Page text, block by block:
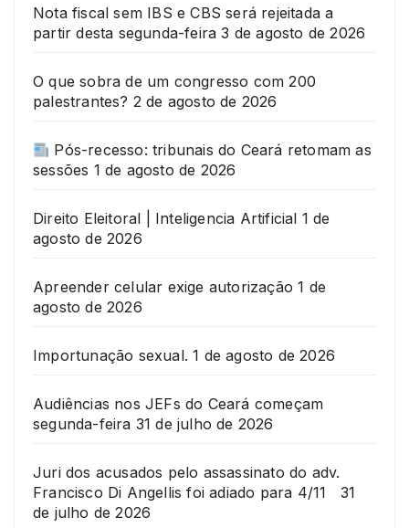
Nota fiscal sem IBS e CBS será rejeitada a
partir desta segunda-feira 3 de agosto de 2026
O que sobra de um congresso com 200
palestrantes? 2 de agosto de 2026
Pós-recesso: tribunais do Ceará retomam as
sessões 1 de agosto de 2026
Direito Eleitoral | Inteligencia Artificial 1 de
agosto de 2026
Apreender celular exige autorização 1 de
agosto de 2026
Importunação sexual. 1 de agosto de 2026
Audiências nos JEFs do Ceará começam
segunda-feira 31 de julho de 2026
Juri dos acusados pelo assassinato do adv.
Francisco Di Angellis foi adiado para 4/11
31
de julho de 2026